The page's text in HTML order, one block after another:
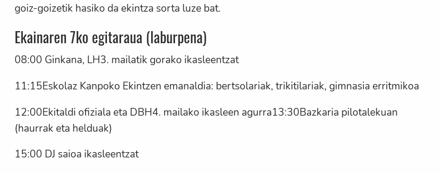
goiz-goizetik hasiko da ekintza sorta luze bat.
Ekainaren 7ko egitaraua (laburpena)
08:00 Ginkana, LH3. mailatik gorako ikasleentzat
11:15Eskolaz Kanpoko Ekintzen emanaldia: bertsolariak, trikitilariak, gimnasia erritmikoa
12:00Ekitaldi ofiziala eta DBH4. mailako ikasleen agurra13:30Bazkaria pilotalekuan
(haurrak eta helduak)
15:00 DJ saioa ikasleentzat